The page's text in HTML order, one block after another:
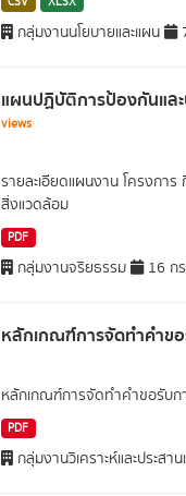
กลุ่มงานนโยบายและแผน
แผนปฏิบัติการป้องกันแล
views
รายละเอียดแผนงาน โครงกา
สิ่งแวดล้อม
PDF
กลุ่มงานจริยธรรม 16 ก
หลักเกณฑ์การจัดทำคำข
หลักเกณฑ์การจัดทำคำขอรับก
PDF
กลุ่มงานวิเคราะห์และประสา